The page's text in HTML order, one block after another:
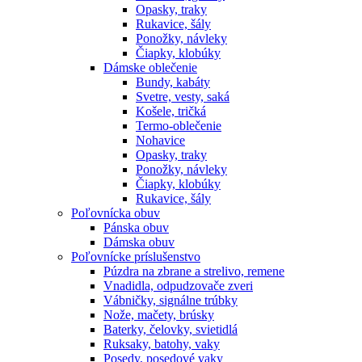
Opasky, traky
Rukavice, šály
Ponožky, návleky
Čiapky, klobúky
Dámske oblečenie
Bundy, kabáty
Svetre, vesty, saká
Košele, tričká
Termo-oblečenie
Nohavice
Opasky, traky
Ponožky, návleky
Čiapky, klobúky
Rukavice, šály
Poľovnícka obuv
Pánska obuv
Dámska obuv
Poľovnícke príslušenstvo
Púzdra na zbrane a strelivo, remene
Vnadidla, odpudzovače zveri
Vábničky, signálne trúbky
Nože, mačety, brúsky
Baterky, čelovky, svietidlá
Ruksaky, batohy, vaky
Posedy, posedové vaky